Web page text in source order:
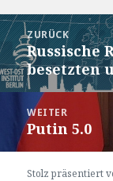
ZURÜCK
Vorheriger
Beitrag:
Russische
besetzten
WEITER
Nächster
Beitrag:
Putin 5.0
Stolz präsentiert